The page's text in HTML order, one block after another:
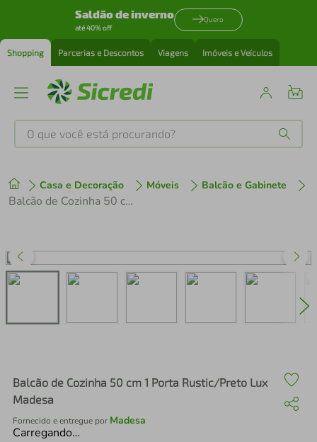
Saldão de inverno
até 40% off
Quero
Shopping Parcerias e Descontos Viagens Imóveis e Veículos
O que você está procurando?
Casa e Decoração Móveis Balcão e Gabinete
Balcão de Cozinha 50 cm 1 Porta Rustic/Preto Lux Madesa
Balcão de Cozinha 50 cm 1 Porta Rustic/Preto Lux
Madesa
Fornecido e entregue por Madesa
Carregando…
1º tenis
perfume